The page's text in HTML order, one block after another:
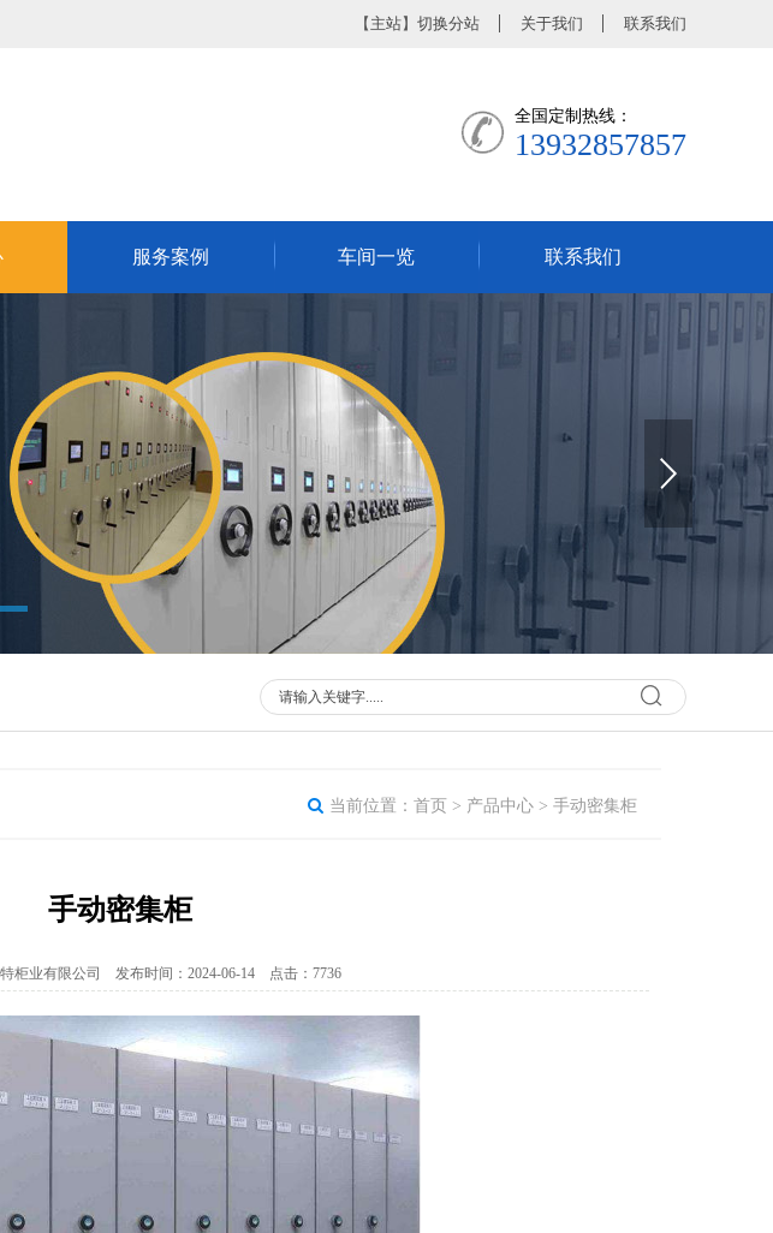
【 主站】 切换分站 关于我们 联系我们
全国定制热线：
13932857857
服务案例 车间一览 联系我们
当前位置： 首页 > 产品中心 > 手动密集柜
手动密集柜
柜业有限公司 发布时间：2024-06-14 点击：7736